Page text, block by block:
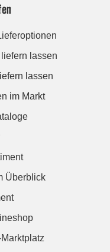
lassen
lassen
im Markt
Überblick